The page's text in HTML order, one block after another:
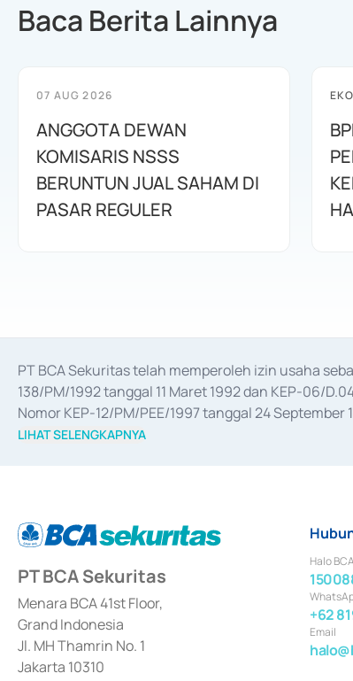
Baca Berita Lainnya
07 AUG 2026
ANGGOTA DEWAN
KOMISARIS NSSS
BERUNTUN JUAL SAHAM DI
PASAR REGULER
PT BCA Sekuritas telah memperoleh izin usaha
138/PM/1992 tanggal 11 Maret 1992 dan KEP-06/
Nomor KEP-12/PM/PEE/1997 tanggal 24
merger, akuisisi, divestasi, dan
LIHAT SELENGKAPNYA
PT BCA Sekuritas
Menara BCA 41st Floor,
Grand Indonesia
Jl. MH Thamrin No. 1
Jakarta 10310
Halo BCA
+62
Email